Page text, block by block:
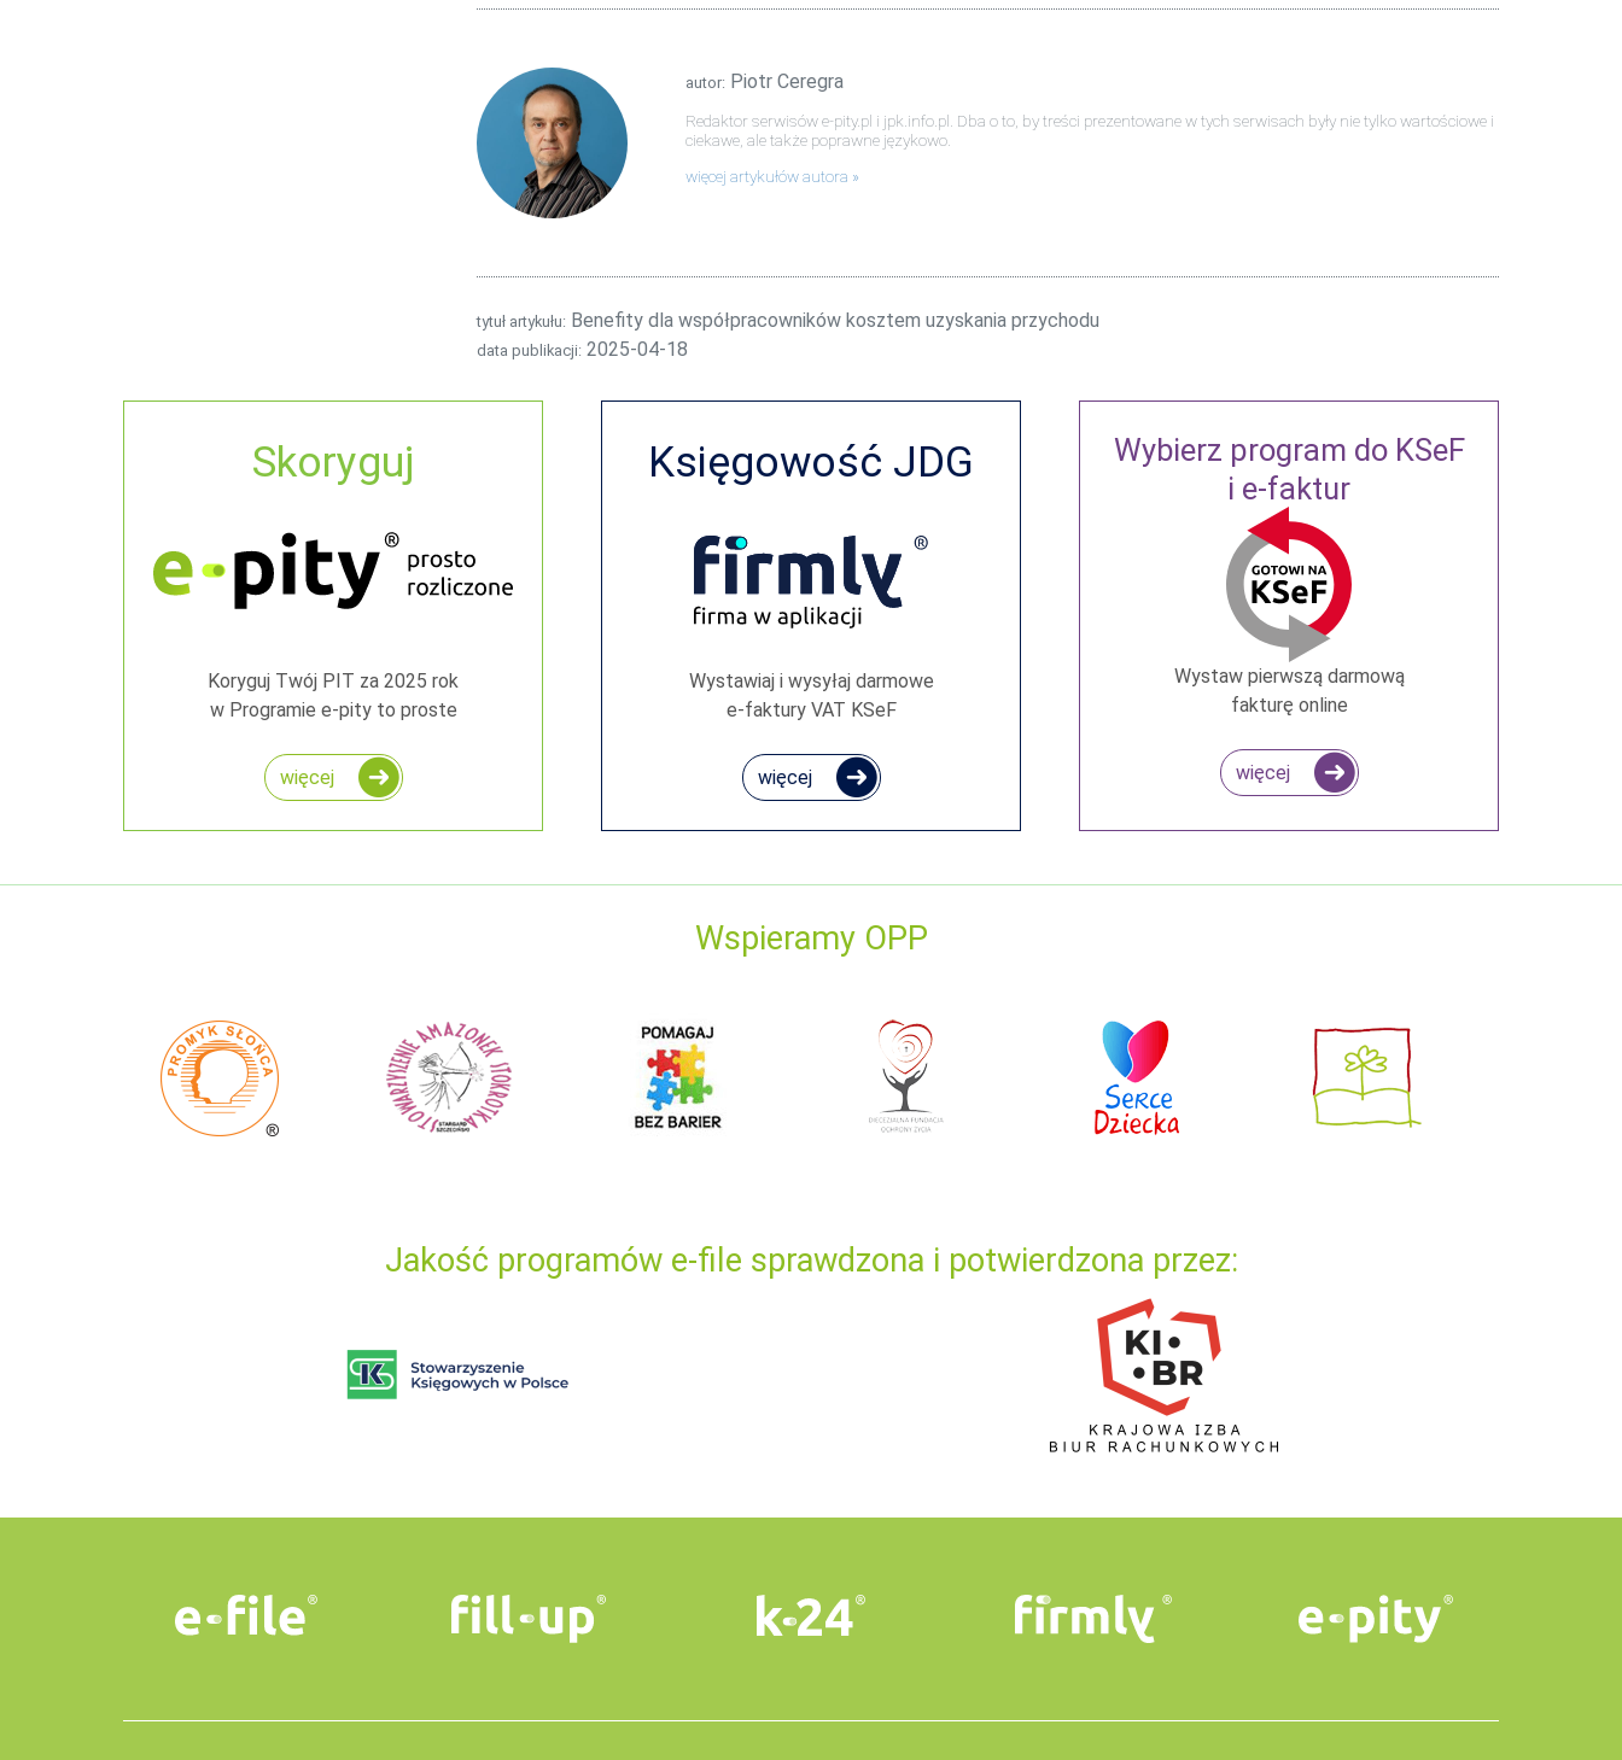
autor: Piotr Ceregra
Redaktor serwisów e-pity.pl i jpk.info.pl. Dba o to, by treści prezentowane w tych serwisach były nie tylko wartościowe i
ciekawe, ale także poprawne językowo.
więcej artykułów autora
tytuł artykułu: Benefity dla współpracowników kosztem uzyskania przychodu
data publikacji: 2025-04-18
Skoryguj
Koryguj Twój PIT za 2025 rok
w Programie e-pity to proste
więcej
Księgowość JDG
Wystawiaj i wysyłaj darmowe
e‑faktury VAT KSeF
więcej
Wybierz program do KSeF
i e-faktur
Wystaw pierwszą darmową
fakturę online
więcej
Wspieramy OPP
Jakość programów e-file sprawdzona i potwierdzona przez: